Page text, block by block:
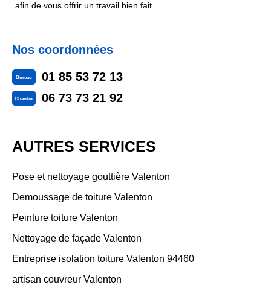
afin de vous offrir un travail bien fait.
Nos coordonnées
Bureau 01 85 53 72 13
Chantier 06 73 73 21 92
AUTRES SERVICES
Pose et nettoyage gouttière Valenton
Demoussage de toiture Valenton
Peinture toiture Valenton
Nettoyage de façade Valenton
Entreprise isolation toiture Valenton 94460
artisan couvreur Valenton